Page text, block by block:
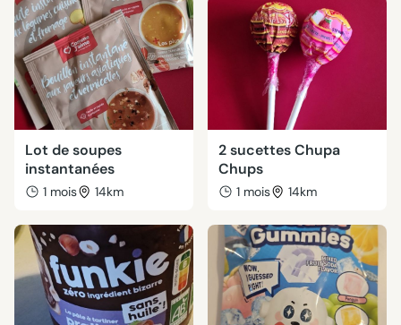
Lot de soupes
instantanées
1 mois 14km
2 sucettes Chupa
Chups
1 mois 14km